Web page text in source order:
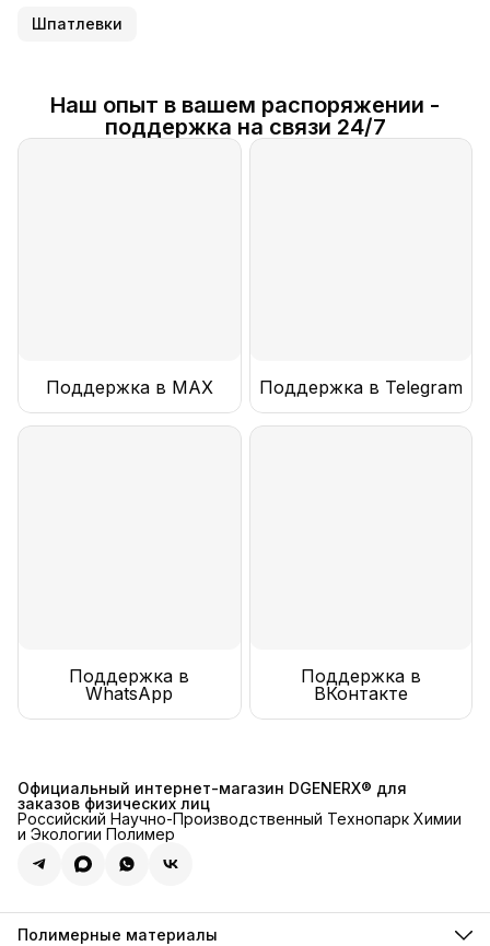
Шпатлевки
Наш опыт в вашем распоряжении -
поддержка на связи 24/7
Поддержка в MAX Поддержка в Telegram
Поддержка в
WhatsApp
Поддержка в
ВКонтакте
Официальный интернет-магазин DGENERX® для
заказов физических лиц
Российский Научно-Производственный Технопарк Химии
и Экологии Полимер
Полимерные материалы